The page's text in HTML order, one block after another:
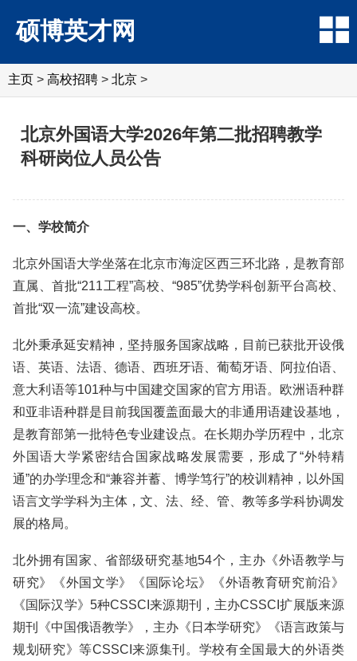
硕博英才网
主页 > 高校招聘 > 北京 >
北京外国语大学2026年第二批招聘教学
科研岗位人员公告
一、学校简介
北京外国语大学坐落在北京市海淀区西三环北路，是教育部
直属、首批“211工程”高校、“985”优势学科创新平台高校、
首批“双一流”建设高校。
北外秉承延安精神，坚持服务国家战略，目前已获批开设俄
语、英语、法语、德语、西班牙语、葡萄牙语、阿拉伯语、
意大利语等101种与中国建交国家的官方用语。欧洲语种群
和亚非语种群是目前我国覆盖面最大的非通用语建设基地，
是教育部第一批特色专业建设点。在长期办学历程中，北京
外国语大学紧密结合国家战略发展需要，形成了“外特精
通”的办学理念和“兼容并蓄、博学笃行”的校训精神，以外国
语言文学学科为主体，文、法、经、管、教等多学科协调发
展的格局。
北外拥有国家、省部级研究基地54个，主办《外语教学与
研究》《外国文学》《国际论坛》《外语教育研究前沿》
《国际汉学》5种CSSCI来源期刊，主办CSSCI扩展版来源
期刊《中国俄语教学》，主办《日本学研究》《语言政策与
规划研究》等CSSCI来源集刊。学校有全国最大的外语类